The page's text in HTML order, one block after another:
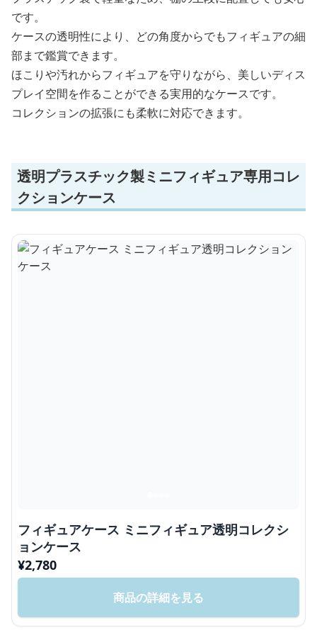
です。
ケースの透明性により、どの角度からでもフィギュアの細
部まで鑑賞できます。
ほこりや汚れからフィギュアを守りながら、美しいディス
プレイ空間を作ることができる実用的なケースです。
コレクションの拡張にも柔軟に対応できます。
透明プラスチック製ミニフィギュア専用コレ
クションケース
フィギュアケース ミニフィギュア透明コレクシ
ョンケース
¥2,780
商品の詳細を見る